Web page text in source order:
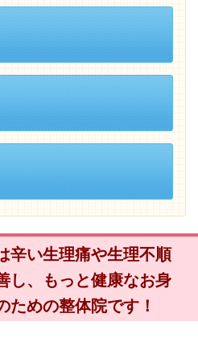
辛い生理痛や生理不順
し、もっと健康なお身
ための整体院です！